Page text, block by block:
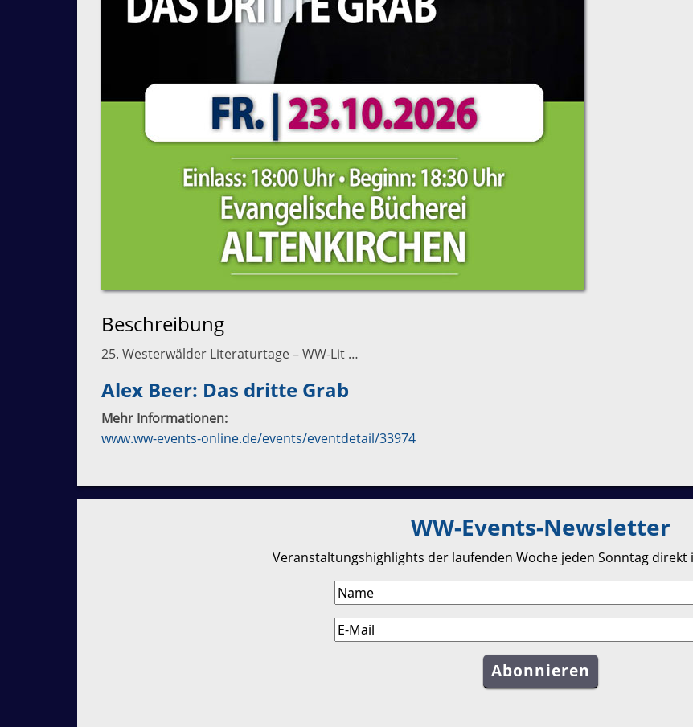
Beschreibung
25. Westerwälder Literaturtage – WW-Lit …
Alex Beer: Das dritte Grab
Mehr Informationen:
www.ww-events-online.de/events/eventdetail/33974
WW-Events-Newsletter
Veranstaltungshighlights der laufenden Woche jeden Sonntag direkt